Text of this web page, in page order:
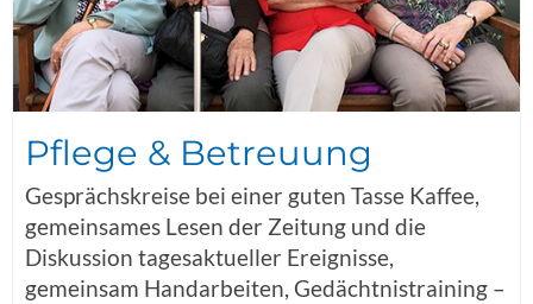
Pflege & Betreuung
Gesprächskreise bei einer guten Tasse Kaffee,
gemeinsames Lesen der Zeitung und die
Diskussion tagesaktueller Ereignisse,
gemeinsam Handarbeiten, Gedächtnistraining –